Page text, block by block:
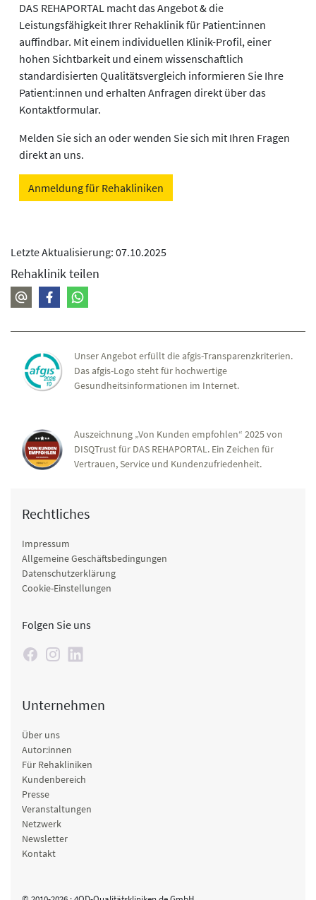
DAS REHAPORTAL macht das Angebot & die
Leistungsfähigkeit Ihrer Rehaklinik für Patient:innen
auffindbar. Mit einem individuellen Klinik-Profil, einer
hohen Sichtbarkeit und einem wissenschaftlich
standardisierten Qualitätsvergleich informieren Sie Ihre
Patient:innen und erhalten Anfragen direkt über das
Kontaktformular.
Melden Sie sich an oder wenden Sie sich mit Ihren Fragen
direkt an uns.
Anmeldung für Rehakliniken
Letzte Aktualisierung: 07.10.2025
Rehaklinik teilen
Unser Angebot erfüllt die afgis-Transparenzkriterien.
Das afgis-Logo steht für hochwertige
Gesundheitsinformationen im Internet.
Auszeichnung „Von Kunden empfohlen“ 2025 von
DISQTrust für DAS REHAPORTAL. Ein Zeichen für
Vertrauen, Service und Kundenzufriedenheit.
Rechtliches
Impressum
Allgemeine Geschäftsbedingungen
Datenschutzerklärung
Cookie-Einstellungen
Folgen Sie uns
Unternehmen
Über uns
Autor:innen
Für Rehakliniken
Kundenbereich
Presse
Veranstaltungen
Netzwerk
Newsletter
Kontakt